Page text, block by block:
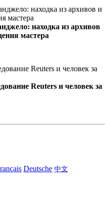
находка из архивов
мастера
Reuters и человек за
Deutsche 中文